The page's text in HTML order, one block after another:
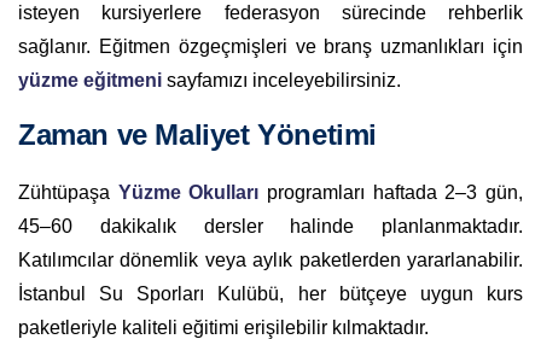
isteyen kursiyerlere federasyon sürecinde rehberlik
sağlanır. Eğitmen özgeçmişleri ve branş uzmanlıkları için
yüzme eğitmeni sayfamızı inceleyebilirsiniz.
Zaman ve Maliyet Yönetimi
Zühtüpaşa Yüzme Okulları programları haftada 2–3 gün,
45–60 dakikalık dersler halinde planlanmaktadır.
Katılımcılar dönemlik veya aylık paketlerden yararlanabilir.
İstanbul Su Sporları Kulübü, her bütçeye uygun kurs
paketleriyle kaliteli eğitimi erişilebilir kılmaktadır.